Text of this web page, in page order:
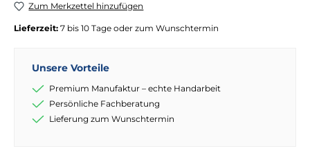
Zum Merkzettel hinzufügen
Lieferzeit: 7 bis 10 Tage oder zum Wunschtermin
Unsere Vorteile
Premium Manufaktur – echte Handarbeit
Persönliche Fachberatung
Lieferung zum Wunschtermin